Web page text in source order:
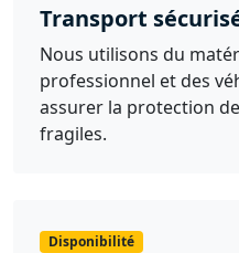
Transport
Nous utilisons du
professionnel et des
assurer la protection
fragiles.
Disponibilité